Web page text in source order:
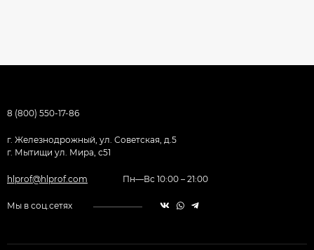
8 (800) 550-17-86
г. Железнодрожный, ул. Советская, д.5
г. Мытищи ул. Мира, с51
hlprof@hlprof.com Пн—Вс 10:00 – 21:00
Мы в соц.сетях